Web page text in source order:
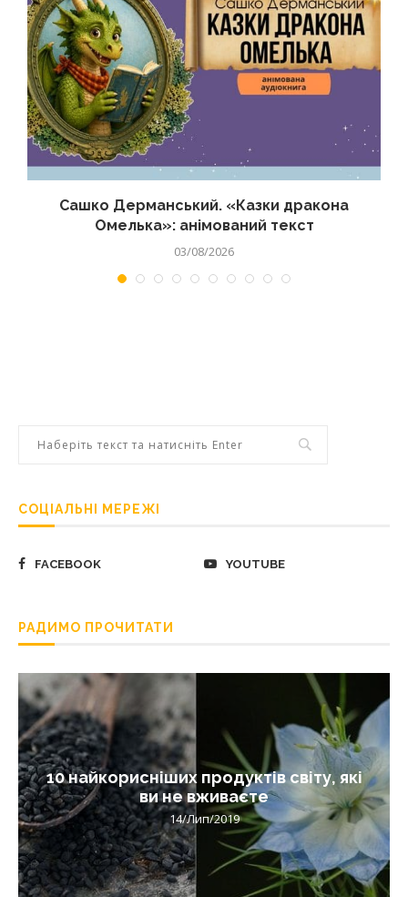
Сашко Дерманський. «Казки дракона
Омелька»: анімований текст
03/08/2026
СОЦІАЛЬНІ МЕРЕЖІ
FACEBOOK YOUTUBE
РАДИМО ПРОЧИТАТИ
10 найкорисніших продуктів світу, які
ви не вживаєте
14/Лип/2019